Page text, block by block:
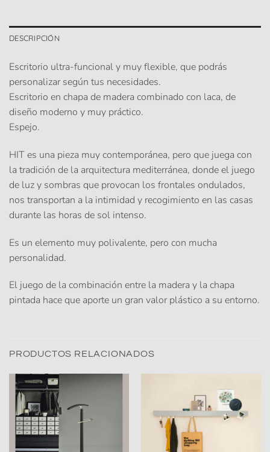
DESCRIPCIÓN
Escritorio ultra-funcional y muy flexible, que podrás
personalizar según tus necesidades.
Escritorio en chapa de madera combinado con laca, de
diseño moderno y muy práctico.
Espejo.
HIT es una pieza muy contemporánea, pero que juega con
la tradición de la arquitectura mediterránea, donde el juego
de luz y sombras que provocan los frontales ondulados,
nos transportan a la intimidad y recogimiento en las casas
durante las horas de sol intenso.
Es un elemento muy polivalente, pero con mucha
personalidad.
El juego de la combinación entre la madera y la chapa
pintada hace que aporte un gran valor plástico a su entorno.
PRODUCTOS RELACIONADOS